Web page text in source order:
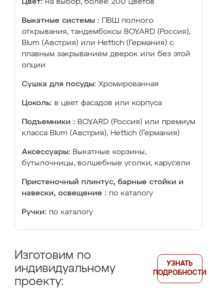
Цвет: на выбор, более 200 цветов
Выкатные системы :
ПВШ полного
открывания, тандембоксы BOYARD (Россия),
Blum (Австрия) или Hettich (Германия) с
плавным закрыванием дверок или без этой
опции
Сушка для посуды: Хромированная
Цоколь: в цвет фасадов или корпуса
Подъемники : BOYARD (Россия) или премиум
класса Blum (Австрия), Hettich (Германия)
Аксессуары: Выкатные корзины,
бутылочницы, волшебные уголки, карусели
Пристеночный плинтус, барные стойки и
навески, освещение : по каталогу
Ручки: по каталогу
Изготовим по
индивидуальному
проекту:
УЗНАТЬ
ПОДРОБНОСТИ